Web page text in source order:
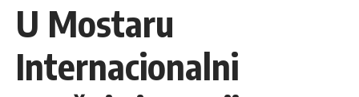
U Mostaru
Internacionalni